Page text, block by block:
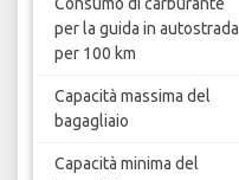
per la guida in autostrada
per 100 km
Capacità massima del
bagagliaio
Capacità minima del